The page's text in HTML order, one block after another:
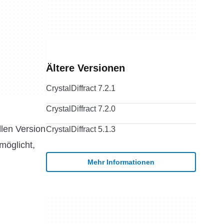
Version
Ältere Versionen
CrystalDiffract 7.2.1
CrystalDiffract 7.2.0
CrystalDiffract 5.1.3
Mehr Informationen